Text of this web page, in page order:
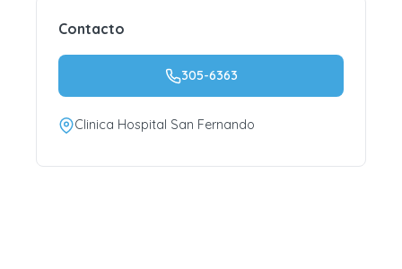
Contacto
305-6363
Clinica Hospital San Fernando